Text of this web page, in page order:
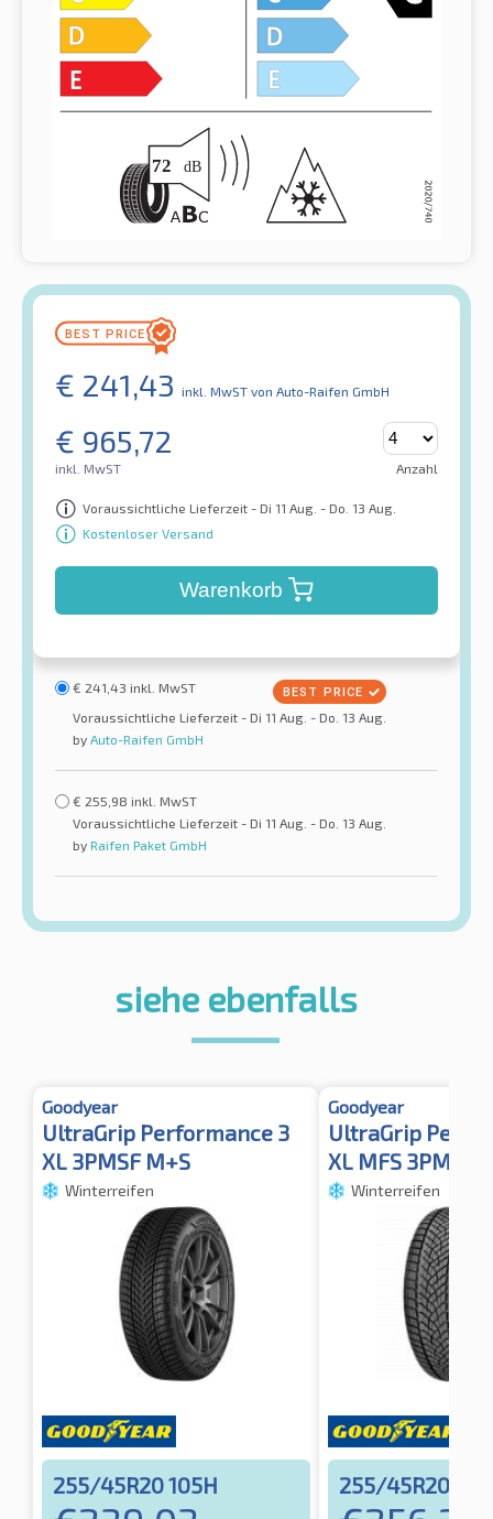
€ 241,43 inkl. MwST von Auto-Raifen GmbH
€ 965,72
inkl. MwST Anzahl
Voraussichtliche Lieferzeit - Di 11 Aug. - Do. 13 Aug.
Kostenloser Versand
Warenkorb
€ 241,43 inkl. MwST
Voraussichtliche Lieferzeit - Di 11 Aug. - Do. 13 Aug.
by Auto-Raifen GmbH
€ 255,98 inkl. MwST
Voraussichtliche Lieferzeit - Di 11 Aug. - Do. 13 Aug.
by Raifen Paket GmbH
siehe ebenfalls
Goodyear
UltraGrip Performance 3
XL 3PMSF M+S
Winterreifen
255/45R20 105H
Goodyear
UltraGrip
XL MFS 3PMSF
Winterreifen
255/45R20